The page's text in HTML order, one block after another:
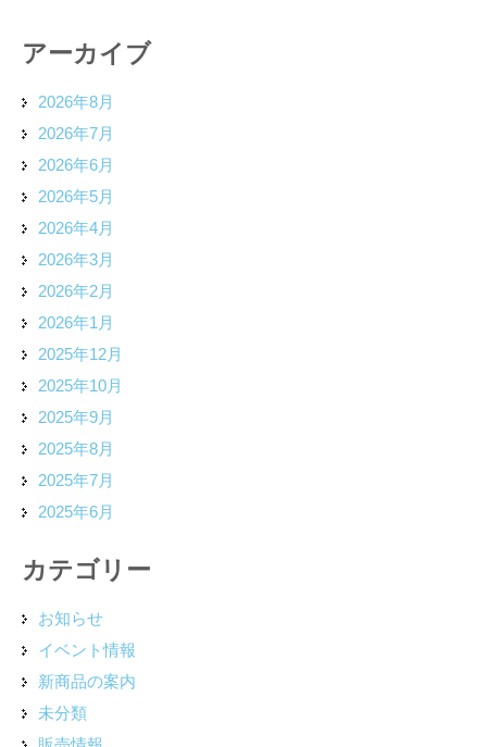
アーカイブ
2026年8月
2026年7月
2026年6月
2026年5月
2026年4月
2026年3月
2026年2月
2026年1月
2025年12月
2025年10月
2025年9月
2025年8月
2025年7月
2025年6月
カテゴリー
お知らせ
イベント情報
新商品の案内
未分類